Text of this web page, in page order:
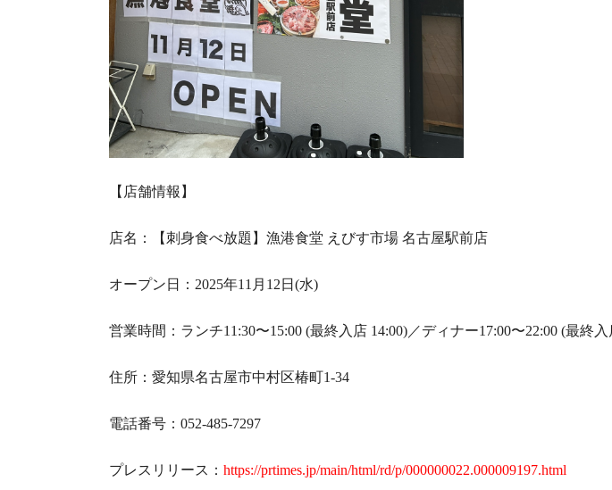
【店舗情報】
店名：【刺身食べ放題】漁港食堂 えびす市場 名古屋駅前店
オープン日：2025年11月12日(水)
営業時間： ランチ11:30〜15:00 (最終入店 14:00)／ディナー17:00〜22:00 (最終入
住所：愛知県名古屋市中村区椿町1-34
電話番号：052-485-7297
プレスリリース： https://prtimes.jp/main/html/rd/p/000000022.000009197.html